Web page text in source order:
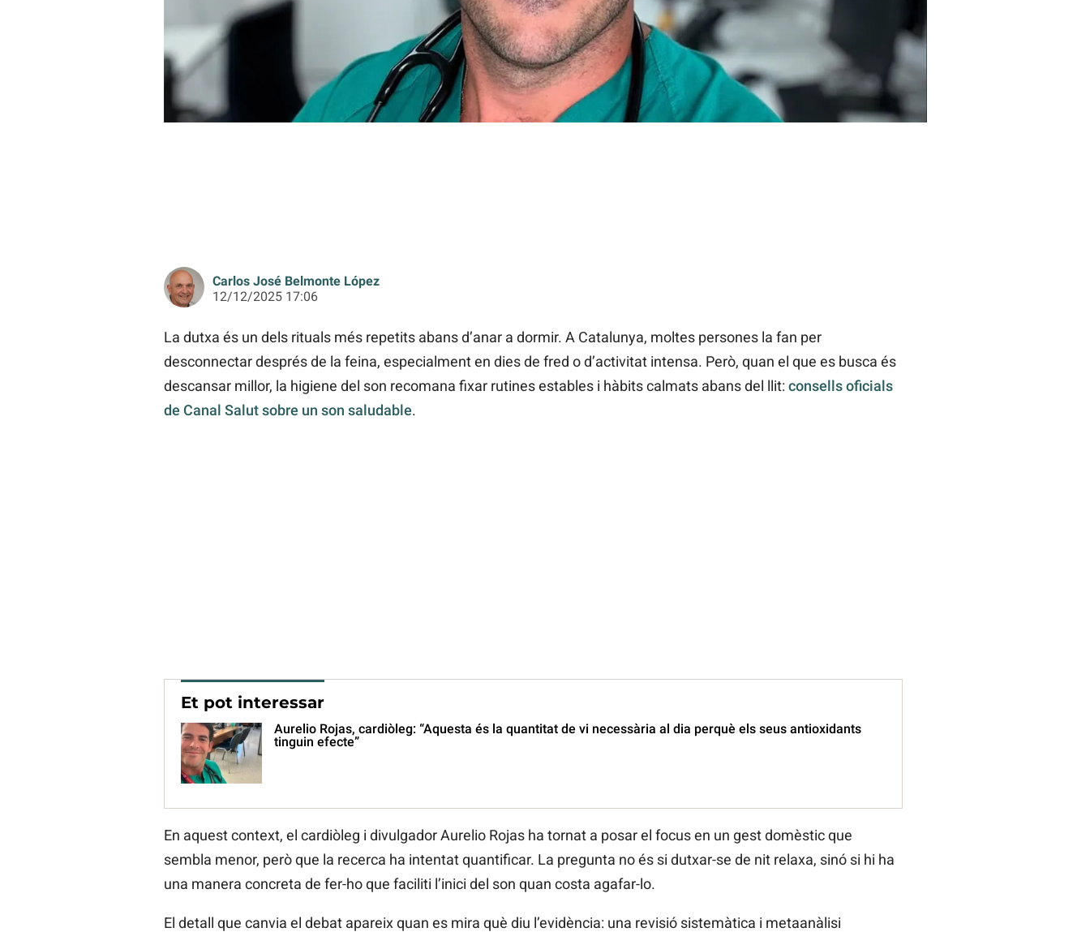
Carlos José Belmonte López
12/12/2025 17:06
La dutxa és un dels rituals més repetits abans d’anar a dormir. A Catalunya, moltes persones la fan per
desconnectar després de la feina, especialment en dies de fred o d’activitat intensa. Però, quan el que es busca és
descansar millor, la higiene del son recomana fixar rutines estables i hàbits calmats abans del llit: consells oficials
de Canal Salut sobre un son saludable.
Et pot interessar
Aurelio Rojas, cardiòleg: “Aquesta és la quantitat de vi necessària al dia perquè els seus antioxidants
tinguin efecte”
En aquest context, el cardiòleg i divulgador Aurelio Rojas ha tornat a posar el focus en un gest domèstic que
sembla menor, però que la recerca ha intentat quantificar. La pregunta no és si dutxar-se de nit relaxa, sinó si hi ha
una manera concreta de fer-ho que faciliti l’inici del son quan costa agafar-lo.
El detall que canvia el debat apareix quan es mira què diu l’evidència: una revisió sistemàtica i metaanàlisi